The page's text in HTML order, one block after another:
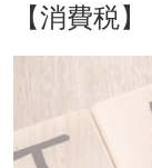
【消費税】